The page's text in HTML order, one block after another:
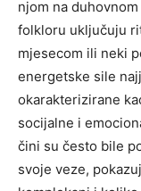
njom na
folkloru uključuju
mjesecom ili neki
energetske sile
okarakterizirane
socijalne i
čini su često bile
svoje veze,